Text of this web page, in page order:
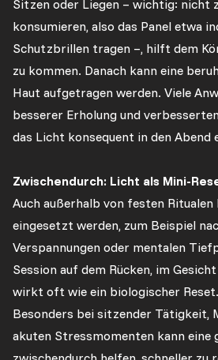
Sitzen oder Liegen – wichtig: nicht
konsumieren, also das Panel etwa
Schutzbrillen tragen –, hilft dem
zu kommen. Danach kann eine
Haut aufgetragen werden. Viele
besserer Erholung und
das Licht konsequent in den Abend
Zwischendurch: Licht als Mini-
Auch außerhalb von festen
eingesetzt werden, zum Beispiel
Verspannungen oder mentalen
Session auf dem Rücken, im
wirkt oft wie ein biologischer Reset.
Besonders bei sitzender Tätigkeit,
akuten Stressmomenten kann eine